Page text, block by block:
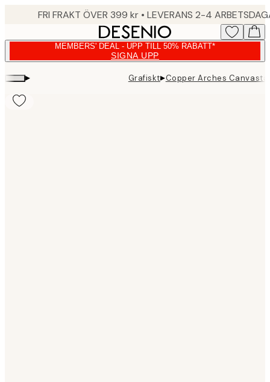
FRI FRAKT ÖVER 399 kr • LEVERANS 2-4
MEMBERS' DEAL - UPP TILL 50% RABATT*
SIGNA UPP
▸ Grafiskt▸Copper Arches